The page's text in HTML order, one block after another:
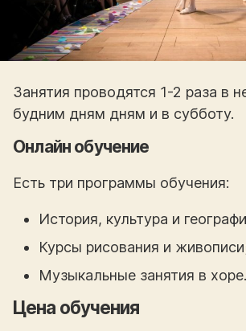
Занятия проводятся 1-2 раза в
будним дням дням и в субботу.
Онлайн обучение
Есть три программы обучения:
История, культура и
Курсы рисования и
Музыкальные занятия в хоре.
Цена обучения